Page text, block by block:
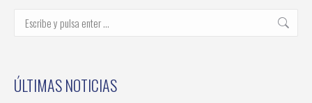
Buscar:
ÚLTIMAS NOTICIAS